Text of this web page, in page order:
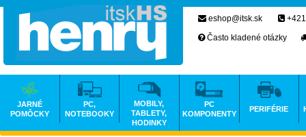
eshop@itsk.sk
Často kladené otázky
JARNÉ
POMÔCKY
PC,
NOTEBOOKY
MOBILY,
TABLETY,
HODINKY
PC
KOMPONENTY
PERIFÉRIE